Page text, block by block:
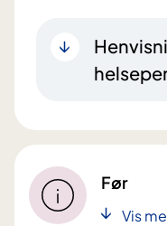
Før
Vis